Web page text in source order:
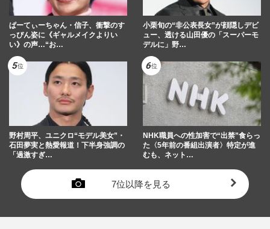
ぱーてぃーちゃん・信子、衝撃のす
っぴん姿に《ギャルメイクよりい
い》の声…“お…
小栗旬の“非公表長女”が顔隠しデビ
ュー、透ける山田優の「スーパーモ
デルに」野…
野村周平、ユニクロ“モデル美女”・
石田夢実と熱愛報道！下半身強調の
「過激すぎ…
NHK職員への性加害で“出禁”食らっ
た〈5年前の番組出演者〉特定が進
むも、ネット…
7位以降を見る